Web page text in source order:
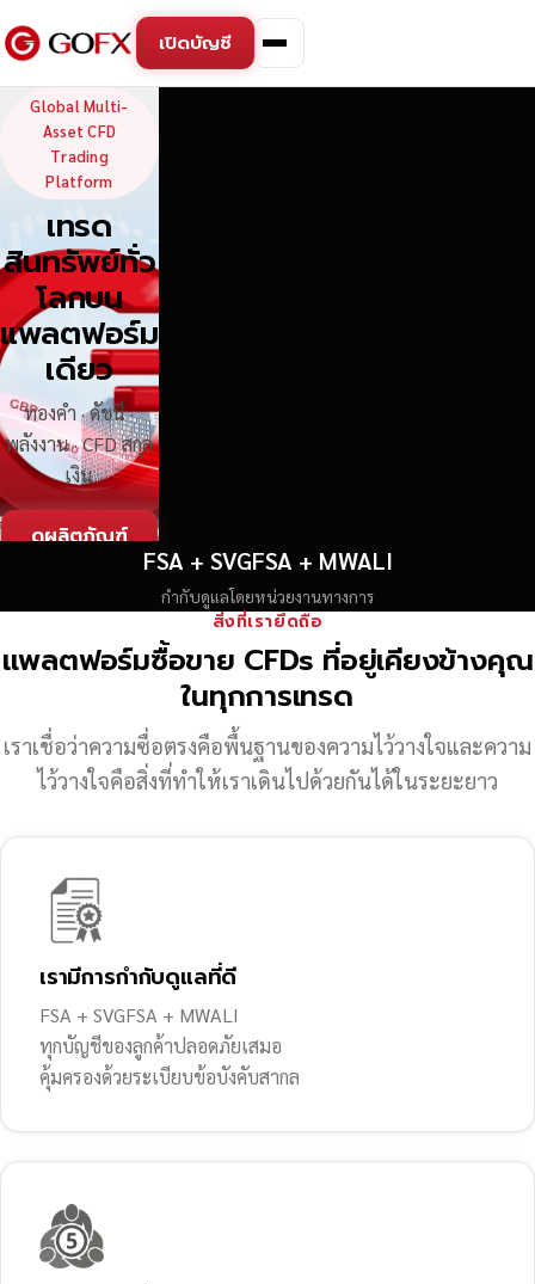
เปิดบัญชี
GoFX — Global Multi-
Global Multi-
Asset CFD
Trading
Platform
เทรด
สินทรัพย์ทั่ว
โลกบน
แพลตฟอร์ม
เดียว
ทองคำ · ดัชนี ·
พลังงาน · CFD สกุล
เงิน
ดูผลิตภัณฑ์
FSA + SVGFSA + MWALI
กำกับดูแลโดยหน่วยงานทางการ
สิ่งที่เรายึดถือ
แพลตฟอร์มซื้อขาย CFDs ที่อยู่เคียงข้างคุณ
ในทุกการเทรด
เราเชื่อว่าความซื่อตรงคือพื้นฐานของความไว้วางใจและความ
ไว้วางใจคือสิ่งที่ทำให้เราเดินไปด้วยกันได้ในระยะยาว
เรามีการกำกับดูแลที่ดี
FSA + SVGFSA + MWALI
ทุกบัญชีของลูกค้าปลอดภัยเสมอ
คุ้มครองด้วยระเบียบข้อบังคับสากล